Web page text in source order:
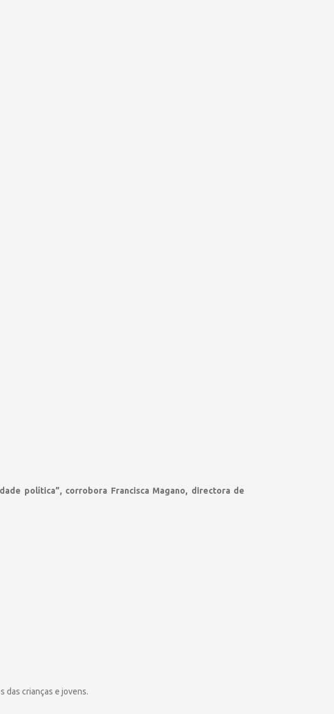
política”, corrobora Francisca Magano, directora de
das crianças e jovens.